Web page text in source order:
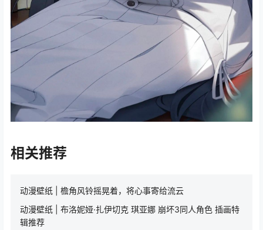
相关推荐
动漫壁纸 | 檐角风铃摇晃着，将心事寄给流云
动漫壁纸 | 布洛妮娅·扎伊切克 琪亚娜 崩坏3同人角色 插画特
辑推荐